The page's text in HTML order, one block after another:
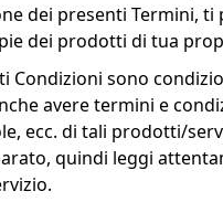
dei presenti Termini,
dei prodotti di tua
Condizioni sono
avere termini e
ecc. di tali prodotti/
quindi leggi